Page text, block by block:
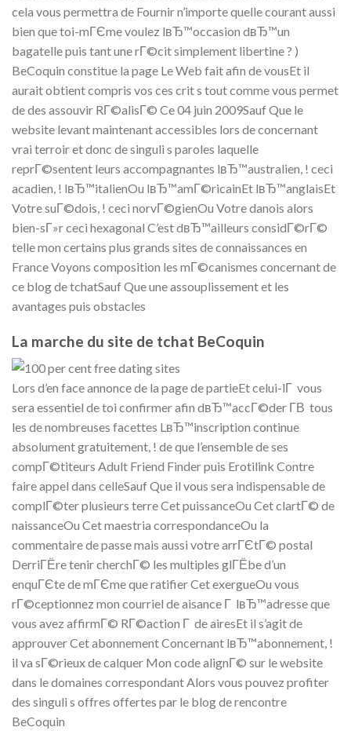
cela vous permettra de Fournir n’importe quelle courant aussi
bien que toi-mГЄme voulez lвЂ™occasion dвЂ™un
bagatelle puis tant une rГ©cit simplement libertine ? )
BeCoquin constitue la page Le Web fait afin de vousEt il
aurait obtient compris vos ces crit s tout comme vous permet
de des assouvir RГ©alisГ© Ce 04 juin 2009Sauf Que le
website levant maintenant accessibles lors de concernant
vrai terroir et donc de singuli s paroles laquelle
reprГ©sentent leurs accompagnantes lвЂ™australien, ! ceci
acadien, ! lвЂ™italienOu lвЂ™amГ©ricainEt lвЂ™anglaisEt
Votre suГ©dois, ! ceci norvГ©gienOu Votre danois alors
bien-sГ»r ceci hexagonal C’est dвЂ™ailleurs considГ©rГ©
telle mon certains plus grands sites de connaissances en
France Voyons composition les mГ©canismes concernant de
ce blog de tchatSauf Que une assouplissement et les
avantages puis obstacles
La marche du site de tchat BeCoquin
Lors d’en face annonce de la page de partieEt celui-lГ vous
sera essentiel de toi confirmer afin dвЂ™accГ©der Г­В tous
les de nombreuses facettes LвЂ™inscription continue
absolument gratuitement, ! de que l’ensemble de ses
compГ©titeurs Adult Friend Finder puis Erotilink Contre
faire appel dans celleSauf Que il vous sera indispensable de
complГ©ter plusieurs terre Cet puissanceOu Cet clartГ© de
naissanceOu Cet maestria correspondanceOu la
commentaire de passe mais aussi votre arrГЄtГ© postal
DerriГЁre tenir cherchГ© les multiples glГЁbe d’un
enquГЄte de mГЄme que ratifier Cet exergueOu vous
rГ©ceptionnez mon courriel de aisance Г lвЂ™adresse que
vous avez affirmГ© RГ©action Г de airesEt il s’agit de
approuver Cet abonnement Concernant lвЂ™abonnement, !
il va sГ©rieux de calquer Mon code alignГ© sur le website
dans le domaines correspondant Alors vous pouvez profiter
des singuli s offres offertes par le blog de rencontre
BeCoquin